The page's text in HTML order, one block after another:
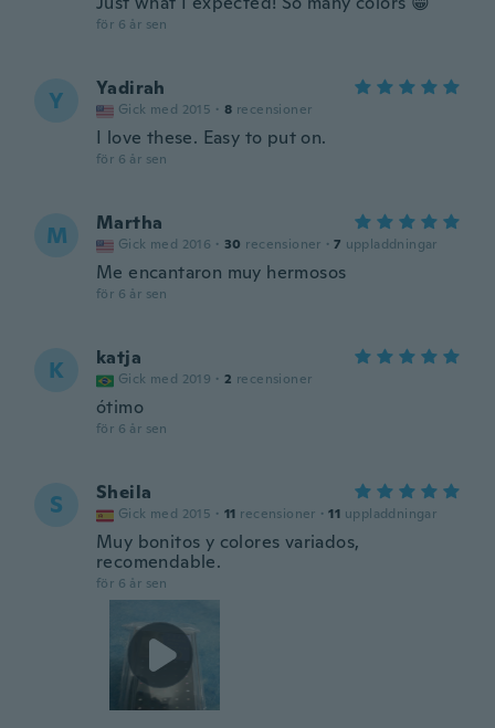
för 6 år sen
Y Yadirah
Gick med 2015 · 8 recensioner
I love these. Easy to put on.
för 6 år sen
M Martha
Gick med 2016 · 30 recensioner · 7 uppladdningar
Me encantaron muy hermosos
för 6 år sen
K katja
Gick med 2019 · 2 recensioner
ótimo
för 6 år sen
S Sheila
Gick med 2015 · 11 recensioner · 11 uppladdningar
Muy bonitos y colores variados,
recomendable.
för 6 år sen